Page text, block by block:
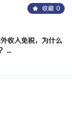
收藏 0
收入免税，为什么
...